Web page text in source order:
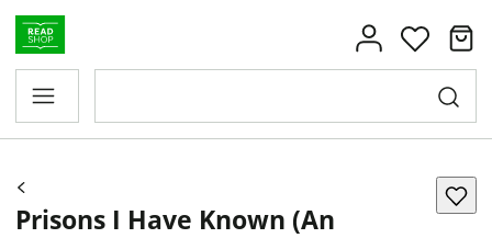
Prisons I Have Known (An